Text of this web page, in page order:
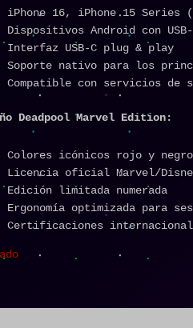
iPhone 16, iPhone 15 Series
Dispositivos Android con USB-
Interfaz USB-C plug & play
Soporte nativo para los
Compatible con servicios de
Deadpool Marvel Edition:
Colores icónicos rojo y
Licencia oficial Marvel/
Edición limitada numerada
Ergonomía optimizada para
Certificaciones